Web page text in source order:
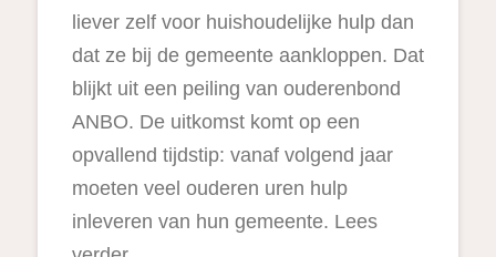
liever zelf voor huishoudelijke hulp dan
dat ze bij de gemeente aankloppen. Dat
blijkt uit een peiling van ouderenbond
ANBO. De uitkomst komt op een
opvallend tijdstip: vanaf volgend jaar
moeten veel ouderen uren hulp
inleveren van hun gemeente. Lees